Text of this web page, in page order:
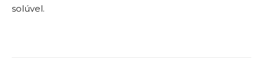
solúvel.